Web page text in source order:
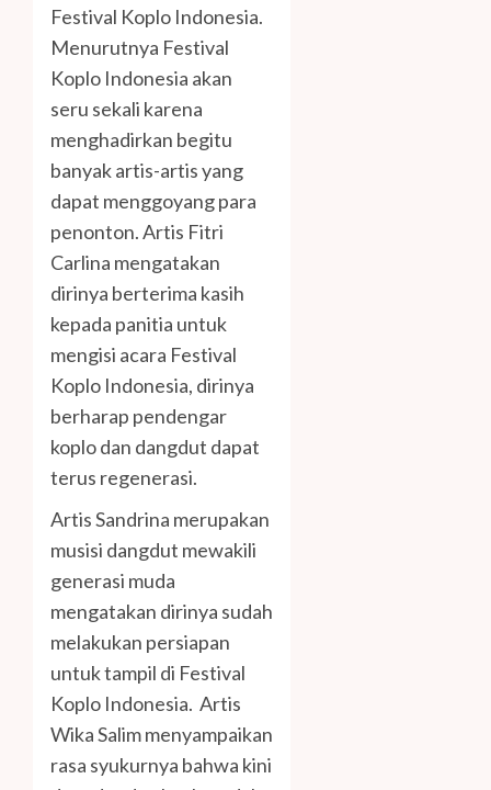
Festival Koplo Indonesia.
Menurutnya Festival
Koplo Indonesia akan
seru sekali karena
menghadirkan begitu
banyak artis-artis yang
dapat menggoyang para
penonton. Artis Fitri
Carlina mengatakan
dirinya berterima kasih
kepada panitia untuk
mengisi acara Festival
Koplo Indonesia, dirinya
berharap pendengar
koplo dan dangdut dapat
terus regenerasi.
Artis Sandrina merupakan
musisi dangdut mewakili
generasi muda
mengatakan dirinya sudah
melakukan persiapan
untuk tampil di Festival
Koplo Indonesia. Artis
Wika Salim menyampaikan
rasa syukurnya bahwa kini